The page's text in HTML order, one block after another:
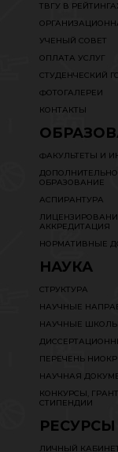
ТВГУ В
УЧЕНЫЙ СОВЕТ
ОПЛАТА УСЛУГ
СТУДЕНЧЕСКИЙ
ФОТОГАЛЕРЕИ
КОНТАКТЫ
ФАКУЛЬТЕТЫ И
ОБРАЗОВАНИЕ
АСПИРАНТУРА
АККРЕДИТАЦИЯ
НОРМАТИВНЫЕ
НАУКА
СТРУКТУРА
НАУЧНЫЕ
НАУЧНЫЕ ШКОЛЫ
ПЕРЕЧЕНЬ НИОКР
НАУЧНАЯ
КОНКУРСЫ,
СТИПЕНДИИ
РЕСУРСЫ
ЛИЧНЫЙ